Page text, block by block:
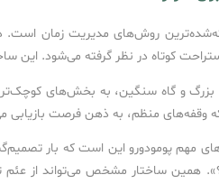
کوتاه در نظر گرفته می‌شود. این
بزرگ و گاه سنگین، به بخش‌های
وقفه‌های منظم، به ذهن فرصت بازیابی
مهم پومودورو این است که بار
همین ساختار مشخص می‌تواند از